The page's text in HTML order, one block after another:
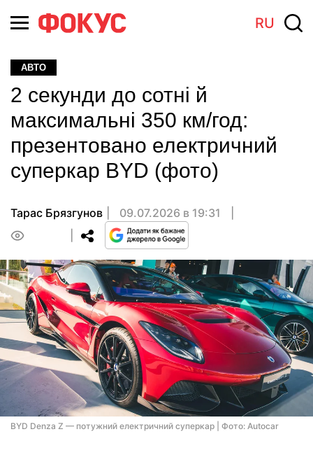
RU
АВТО
2 секунди до сотні й
максимальні 350 км/год:
презентовано електричний
суперкар BYD (фото)
Тарас Брязгунов
09.07.2026 в 19:31
BYD Denza Z — потужний електричний суперкар | Фото: Autocar